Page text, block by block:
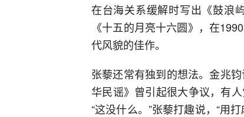
在台海关系缓解时写出《鼓浪
《十五的月亮十六圆》，在
代风貌的佳作。
张藜还常有独到的想法。金兆
华民谣》曾引起很大争议，有
“这没什么。”张藜打趣说，“用